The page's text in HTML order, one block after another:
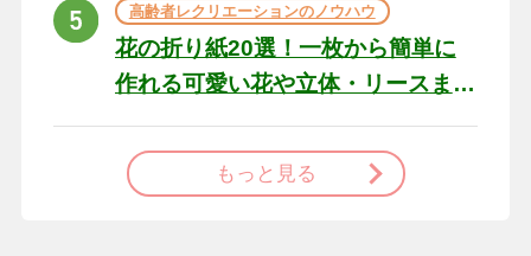
高齢者レクリエーションのノウハウ
花の折り紙20選！一枚から簡単に
作れる可愛い花や立体・リースま
もっと見る